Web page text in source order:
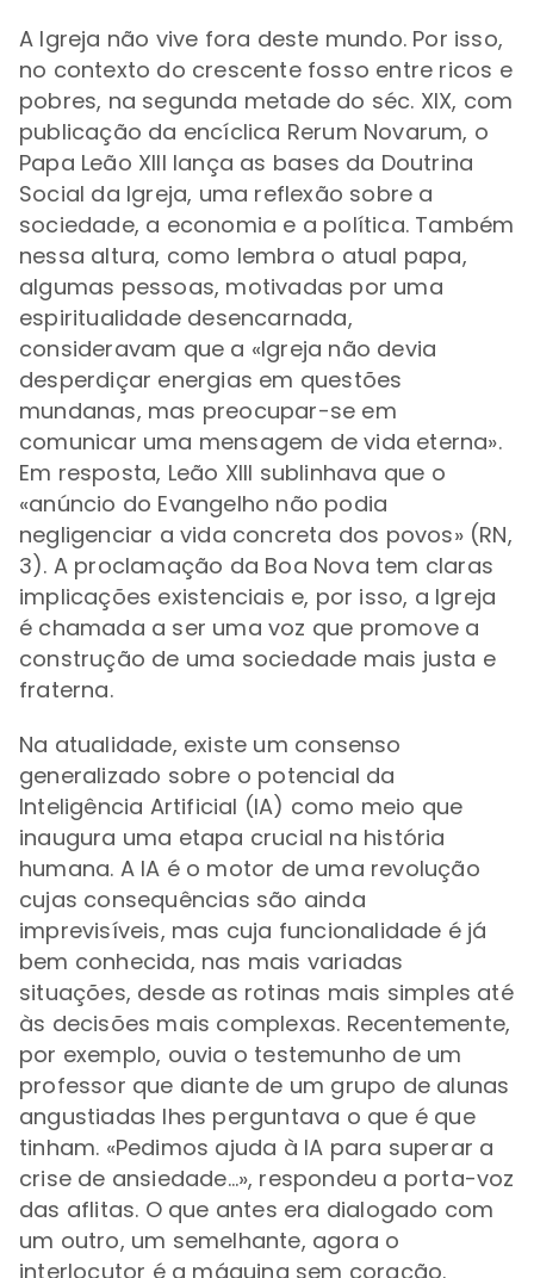
A Igreja não vive fora deste mundo. Por isso,
no contexto do crescente fosso entre ricos e
pobres, na segunda metade do séc. XIX, com
publicação da encíclica Rerum Novarum, o
Papa Leão XIII lança as bases da Doutrina
Social da Igreja, uma reflexão sobre a
sociedade, a economia e a política. Também
nessa altura, como lembra o atual papa,
algumas pessoas, motivadas por uma
espiritualidade desencarnada,
consideravam que a «Igreja não devia
desperdiçar energias em questões
mundanas, mas preocupar-se em
comunicar uma mensagem de vida eterna».
Em resposta, Leão XIII sublinhava que o
«anúncio do Evangelho não podia
negligenciar a vida concreta dos povos» (RN,
3). A proclamação da Boa Nova tem claras
implicações existenciais e, por isso, a Igreja
é chamada a ser uma voz que promove a
construção de uma sociedade mais justa e
fraterna.
Na atualidade, existe um consenso
generalizado sobre o potencial da
Inteligência Artificial (IA) como meio que
inaugura uma etapa crucial na história
humana. A IA é o motor de uma revolução
cujas consequências são ainda
imprevisíveis, mas cuja funcionalidade é já
bem conhecida, nas mais variadas
situações, desde as rotinas mais simples até
às decisões mais complexas. Recentemente,
por exemplo, ouvia o testemunho de um
professor que diante de um grupo de alunas
angustiadas lhes perguntava o que é que
tinham. «Pedimos ajuda à IA para superar a
crise de ansiedade…», respondeu a porta-voz
das aflitas. O que antes era dialogado com
um outro, um semelhante, agora o
interlocutor é a máquina sem coração.